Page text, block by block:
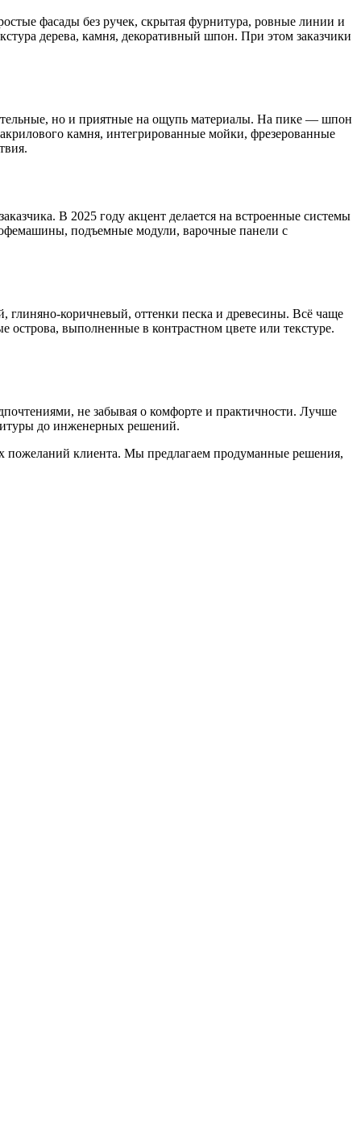
фасады без ручек, скрытая фурнитура, ровные линии и
дерева, камня, декоративный шпон. При этом заказчики
но и приятные на ощупь материалы. На пике — шпон
камня, интегрированные мойки, фрезерованные
В 2025 году акцент делается на встроенные системы
подъемные модули, варочные панели с
коричневый, оттенки песка и древесины. Всё чаще
выполненные в контрастном цвете или текстуре.
не забывая о комфорте и практичности. Лучше
до инженерных решений.
пожеланий клиента. Мы предлагаем продуманные решения,